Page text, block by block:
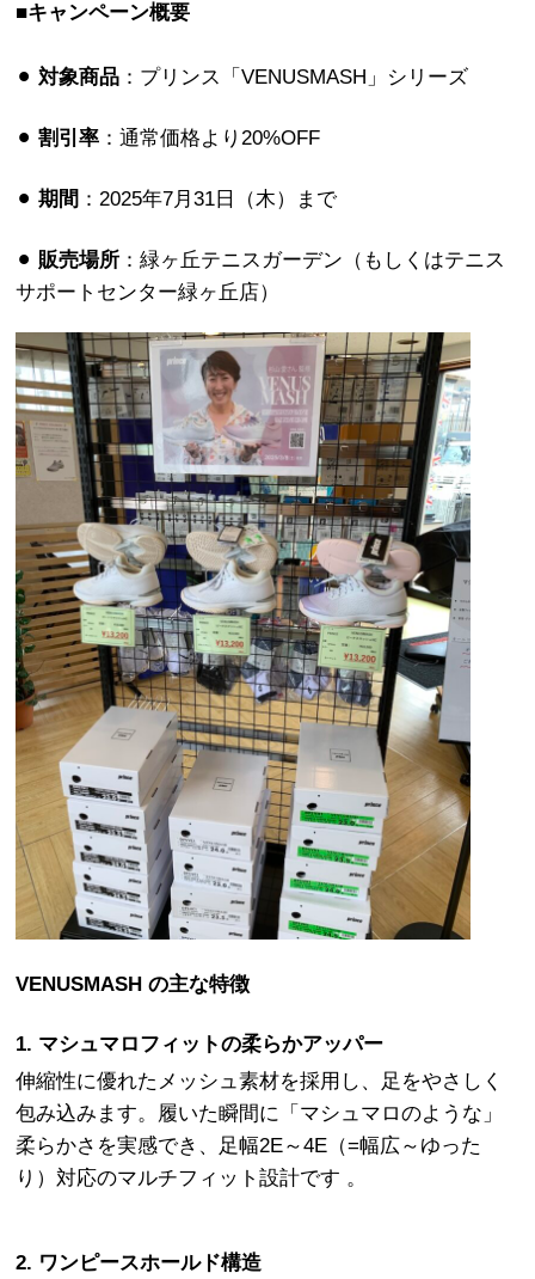
■キャンペーン概要
⚫︎対象商品 ：プリンス「VENUSMASH」シリーズ
⚫︎割引率 ：通常価格より20%OFF
⚫︎期間 ：2025年7月31日（木）まで
⚫︎ 販売場所 ：緑ヶ丘テニスガーデン（もしくはテニス
サポートセンター緑ヶ丘店）
VENUSMASH の主な特徴
1. マシュマロフィットの柔らかアッパー
伸縮性に優れたメッシュ素材を採用し、足をやさしく
包み込みます。履いた瞬間に「マシュマロのような」
柔らかさを実感でき、足幅2E～4E（=幅広～ゆった
り）対応のマルチフィット設計です 。
2. ワンピースホールド構造